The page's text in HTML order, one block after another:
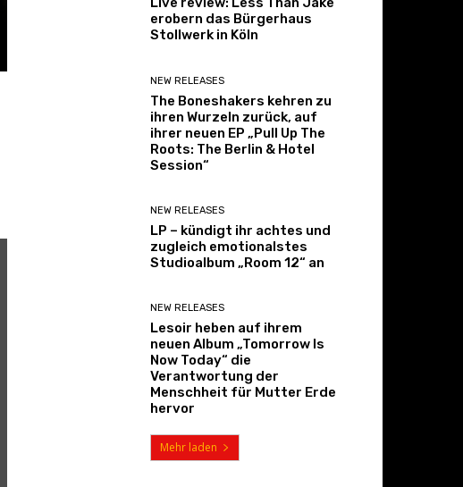
erobern das Bürgerhaus
Stollwerk in Köln
NEW RELEASES
The Boneshakers kehren zu
ihren Wurzeln zurück, auf
ihrer neuen EP „Pull Up The
Roots: The Berlin & Hotel
Session“
NEW RELEASES
LP – kündigt ihr achtes und
zugleich emotionalstes
Studioalbum „Room 12“ an
NEW RELEASES
Lesoir heben auf ihrem
neuen Album „Tomorrow Is
Now Today“ die
Verantwortung der
Menschheit für Mutter Erde
hervor
Mehr laden